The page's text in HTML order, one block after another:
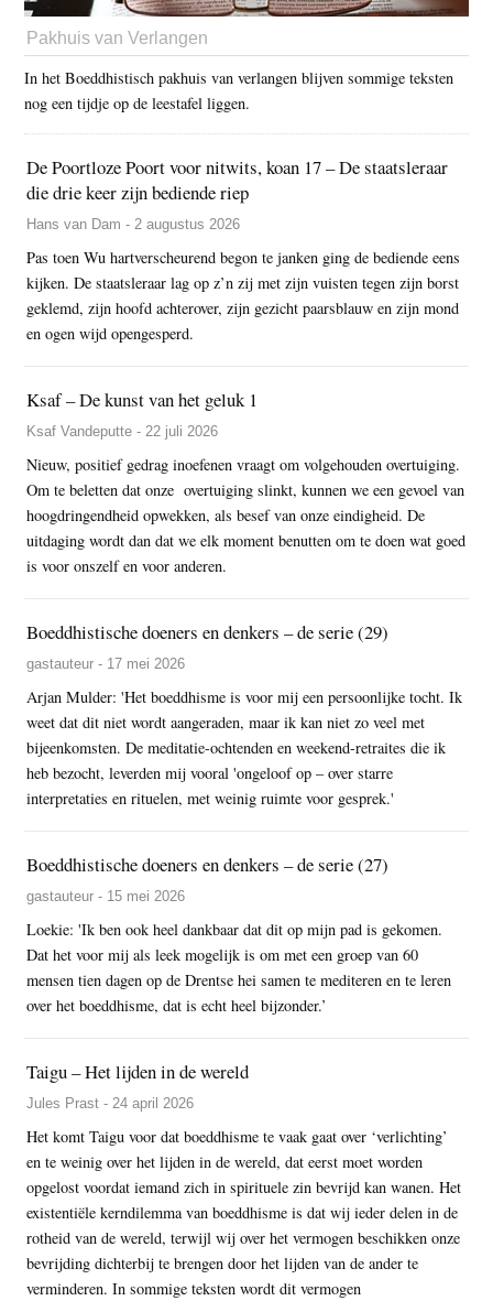
Pakhuis van Verlangen
In het Boeddhistisch pakhuis van verlangen blijven sommige teksten
nog een tijdje op de leestafel liggen.
De Poortloze Poort voor nitwits, koan 17 – De staatsleraar
die drie keer zijn bediende riep
Hans van Dam - 2 augustus 2026
Pas toen Wu hartverscheurend begon te janken ging de bediende eens
kijken. De staatsleraar lag op z’n zij met zijn vuisten tegen zijn borst
geklemd, zijn hoofd achterover, zijn gezicht paarsblauw en zijn mond
en ogen wijd opengesperd.
Ksaf – De kunst van het geluk 1
Ksaf Vandeputte - 22 juli 2026
Nieuw, positief gedrag inoefenen vraagt om volgehouden overtuiging.
Om te beletten dat onze overtuiging slinkt, kunnen we een gevoel van
hoogdringendheid opwekken, als besef van onze eindigheid. De
uitdaging wordt dan dat we elk moment benutten om te doen wat goed
is voor onszelf en voor anderen.
Boeddhistische doeners en denkers – de serie (29)
gastauteur - 17 mei 2026
Arjan Mulder: 'Het boeddhisme is voor mij een persoonlijke tocht. Ik
weet dat dit niet wordt aangeraden, maar ik kan niet zo veel met
bijeenkomsten. De meditatie-ochtenden en weekend-retraites die ik
heb bezocht, leverden mij vooral 'ongeloof op – over starre
interpretaties en rituelen, met weinig ruimte voor gesprek.'
Boeddhistische doeners en denkers – de serie (27)
gastauteur - 15 mei 2026
Loekie: 'Ik ben ook heel dankbaar dat dit op mijn pad is gekomen.
Dat het voor mij als leek mogelijk is om met een groep van 60
mensen tien dagen op de Drentse hei samen te mediteren en te leren
over het boeddhisme, dat is echt heel bijzonder.’
Taigu – Het lijden in de wereld
Jules Prast - 24 april 2026
Het komt Taigu voor dat boeddhisme te vaak gaat over ‘verlichting’
en te weinig over het lijden in de wereld, dat eerst moet worden
opgelost voordat iemand zich in spirituele zin bevrijd kan wanen. Het
existentiële kerndilemma van boeddhisme is dat wij ieder delen in de
rotheid van de wereld, terwijl wij over het vermogen beschikken onze
bevrijding dichterbij te brengen door het lijden van de ander te
verminderen. In sommige teksten wordt dit vermogen